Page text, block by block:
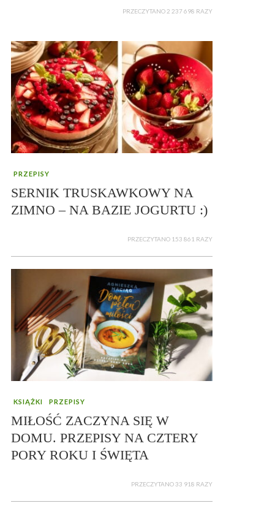
PRZECZYTANO 2 237 698 RAZY
PRZEPISY
SERNIK TRUSKAWKOWY NA
ZIMNO – NA BAZIE JOGURTU :)
PRZECZYTANO 153 861 RAZY
KSIĄŻKI PRZEPISY
MIŁOŚĆ ZACZYNA SIĘ W
DOMU. PRZEPISY NA CZTERY
PORY ROKU I ŚWIĘTA
PRZECZYTANO 33 918 RAZY